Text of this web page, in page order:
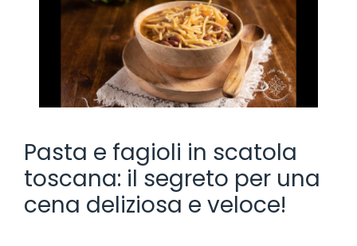
Pasta e fagioli in scatola
toscana: il segreto per una
cena deliziosa e veloce!